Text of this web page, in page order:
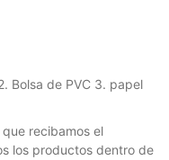
Bolsa de PVC 3. papel
recibamos el
los productos dentro de